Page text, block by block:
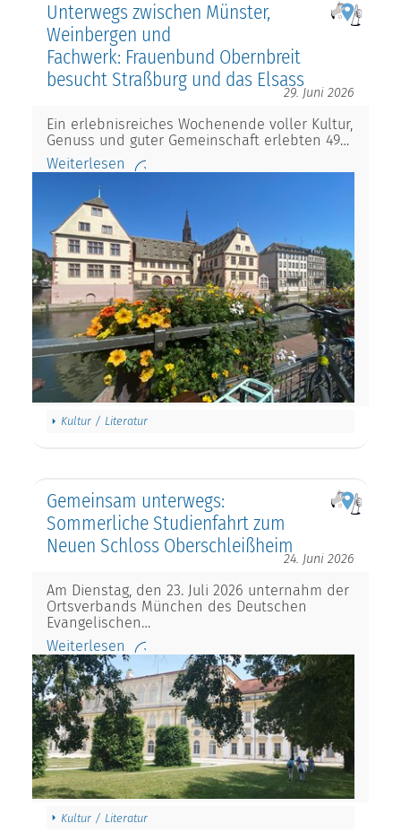
Unterwegs zwischen Münster,
Weinbergen und
Fachwerk: Frauenbund Obernbreit
besucht Straßburg und das Elsass
29. Juni 2026
Ein erlebnisreiches Wochenende voller Kultur,
Genuss und guter Gemeinschaft erlebten 49…
Weiterlesen
Kultur / Literatur
Gemeinsam unterwegs:
Sommerliche Studienfahrt zum
Neuen Schloss Oberschleißheim
24. Juni 2026
Am Dienstag, den 23. Juli 2026 unternahm der
Ortsverbands München des Deutschen
Evangelischen…
Weiterlesen
Kultur / Literatur